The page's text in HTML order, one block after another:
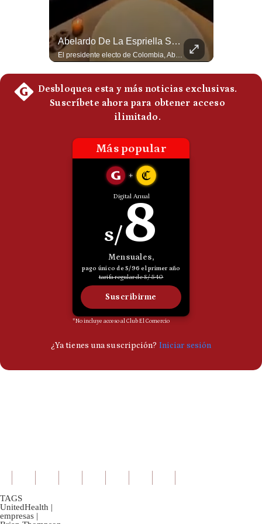
Preguntas
Frecuentes
Abelardo De La Espriella Se Reúne Con Javier Milei En Cali | Gestión Mundo
El presidente electo de Colombia, Abelardo de la Espriella, sostuvo una reunión bilateral en Cali con el mandatario argentino Javier Milei. El encuentro se dio pocas horas antes de la ceremonia de investidura presidencial para el periodo 2026-2030, marcando el inicio de una nueva alianza estratégica regional. #DeLaEspriella #JavierMilei #Colombia #Argentina #PoliticaLatina #Shorts 👉 Suscríbete y activa la campana para no perderte nuestro análisis diario. 🌎 Síguenos en nuestras redes sociales: 📌 Web oficial: https://gestion.pe/mundo/ 📌 LinkedIn: http://bit.ly/3HYIET0 📌 X (Twitter): http://bit.ly/4noZtX9 📌 TikTok: http://bit.ly/4evB6TO
TAGS
UnitedHealth |
empresas |